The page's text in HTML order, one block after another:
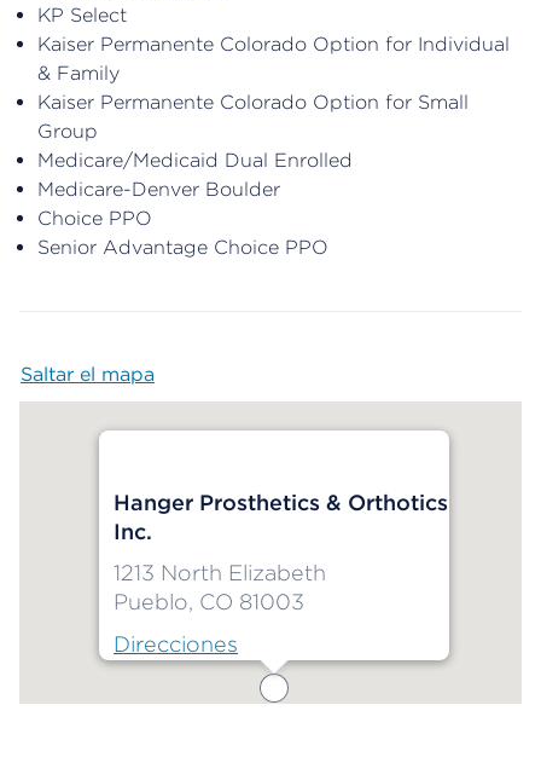
KP Select
Kaiser Permanente Colorado Option for Individual
& Family
Kaiser Permanente Colorado Option for Small
Group
Medicare/Medicaid Dual Enrolled
Medicare-Denver Boulder
Choice PPO
Senior Advantage Choice PPO
Saltar el mapa
Hanger Prosthetics & Orthotics
Inc.
1213 North Elizabeth
Pueblo, CO 81003
Direcciones